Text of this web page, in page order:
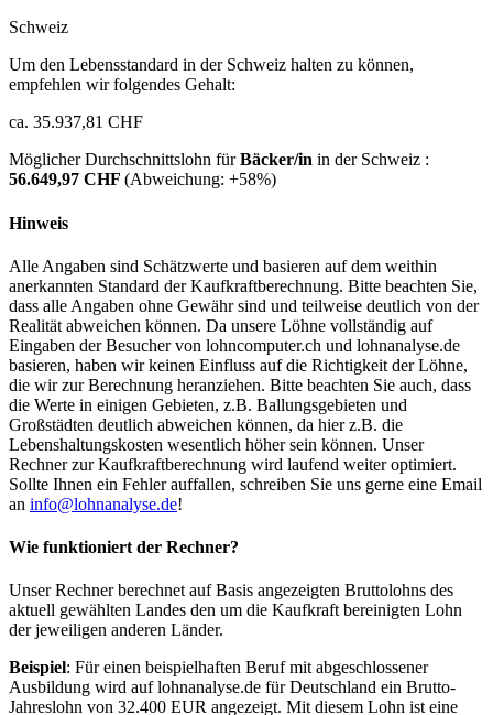
Schweiz
Um den Lebensstandard in der Schweiz halten zu können,
empfehlen wir folgendes Gehalt:
ca. 35.937,81 CHF
Möglicher Durchschnittslohn fürBäcker/in in der Schweiz :
56.649,97 CHF (Abweichung: +58%)
Hinweis
Alle Angaben sind Schätzwerte und basieren auf dem weithin
anerkannten Standard der Kaufkraftberechnung. Bitte beachten Sie,
dass alle Angaben ohne Gewähr sind und teilweise deutlich von der
Realität abweichen können. Da unsere Löhne vollständig auf
Eingaben der Besucher von lohncomputer.ch und lohnanalyse.de
basieren, haben wir keinen Einfluss auf die Richtigkeit der Löhne,
die wir zur Berechnung heranziehen. Bitte beachten Sie auch, dass
die Werte in einigen Gebieten, z.B. Ballungsgebieten und
Großstädten deutlich abweichen können, da hier z.B. die
Lebenshaltungskosten wesentlich höher sein können. Unser
Rechner zur Kaufkraftberechnung wird laufend weiter optimiert.
Sollte Ihnen ein Fehler auffallen, schreiben Sie uns gerne eine Email
an info@lohnanalyse.de!
Wie funktioniert der Rechner?
Unser Rechner berechnet auf Basis angezeigten Bruttolohns des
aktuell gewählten Landes den um die Kaufkraft bereinigten Lohn
der jeweiligen anderen Länder.
Beispiel: Für einen beispielhaften Beruf mit abgeschlossener
Ausbildung wird auf lohnanalyse.de für Deutschland ein Brutto-
Jahreslohn von 32.400 EUR angezeigt. Mit diesem Lohn ist eine